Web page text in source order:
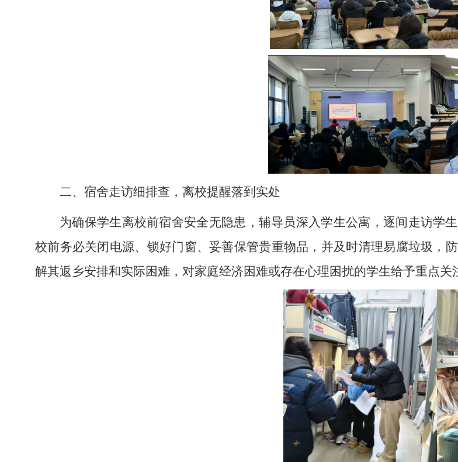
二、宿舍走访细排查，离校提醒落到实处
为确保学生离校前宿舍安全无隐患，辅导员深入学生公寓，逐间走访学
校前务必关闭电源、锁好门窗、妥善保管贵重物品，并及时清理易腐垃圾，
解其返乡安排和实际困难，对家庭经济困难或存在心理困扰的学生给予重点关